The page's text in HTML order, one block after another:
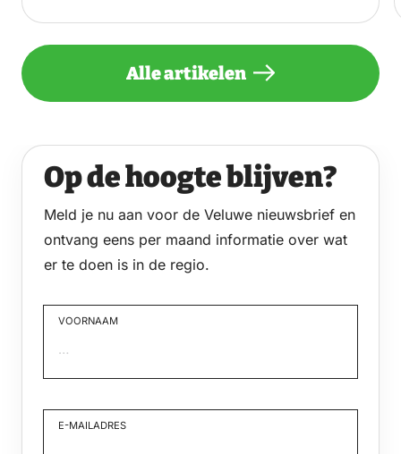
Alle artikelen
Op de hoogte blijven?
Meld je nu aan voor de Veluwe nieuwsbrief en
ontvang eens per maand informatie over wat
er te doen is in de regio.
VOORNAAM
E-MAILADRES